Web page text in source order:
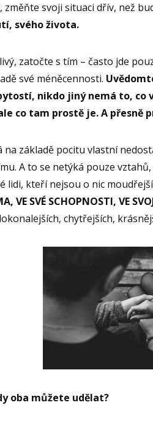
změňte svoji situaci dřív, než
svého života.
zatočte s tím – často jde
své méněcennosti.
nikdo jiný nemá to, co
co tam prostě je. A přesně
na základě pocitu vlastní
A to se netýká pouze
lidi, kteří nejsou o nic
VE SVÉ SCHOPNOSTI, VE
chytřejších,
oba můžete udělat?